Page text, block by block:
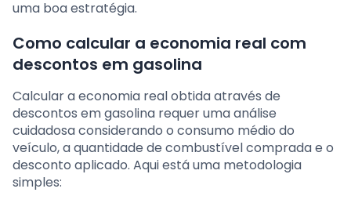
uma boa estratégia.
Como calcular a economia real com
descontos em gasolina
Calcular a economia real obtida através de
descontos em gasolina requer uma análise
cuidadosa considerando o consumo médio do
veículo, a quantidade de combustível comprada e o
desconto aplicado. Aqui está uma metodologia
simples: